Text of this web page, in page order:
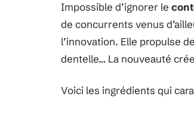
Impossible d’ignorer le
de concurrents venus
l’innovation. Elle propulse
dentelle… La nouveauté
Voici les ingrédients qui